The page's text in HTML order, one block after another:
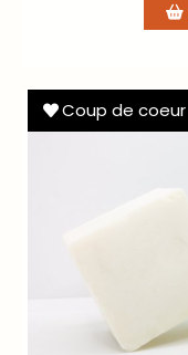
Coup de coeur